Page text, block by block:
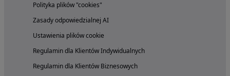
Polityka plików "cookies"
Zasady odpowiedzialnej AI
Ustawienia plików cookie
Regulamin dla Klientów Indywidualnych
Regulamin dla Klientów Biznesowych